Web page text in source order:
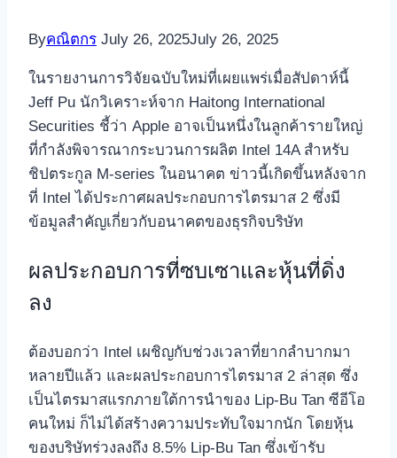
Byคณิตกร July 26, 2025July 26, 2025
ในรายงานการวิจัยฉบับใหม่ที่เผยแพร่เมื่อสัปดาห์นี้
Jeff Pu นักวิเคราะห์จาก Haitong International
Securities ชี้ว่า Apple อาจเป็นหนึ่งในลูกค้ารายใหญ่
ที่กำลังพิจารณากระบวนการผลิต Intel 14A สำหรับ
ชิปตระกูล M-series ในอนาคต ข่าวนี้เกิดขึ้นหลังจาก
ที่ Intel ได้ประกาศผลประกอบการไตรมาส 2 ซึ่งมี
ข้อมูลสำคัญเกี่ยวกับอนาคตของธุรกิจบริษัท
ผลประกอบการที่ซบเซาและหุ้นที่ดิ่ง
ลง
ต้องบอกว่า Intel เผชิญกับช่วงเวลาที่ยากลำบากมา
หลายปีแล้ว และผลประกอบการไตรมาส 2 ล่าสุด ซึ่ง
เป็นไตรมาสแรกภายใต้การนำของ Lip-Bu Tan ซีอีโอ
คนใหม่ ก็ไม่ได้สร้างความประทับใจมากนัก โดยหุ้น
ของบริษัทร่วงลงถึง 8.5% Lip-Bu Tan ซึ่งเข้ารับ